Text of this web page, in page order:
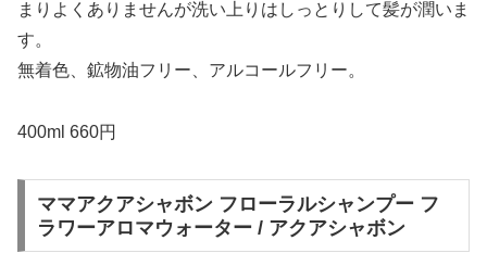
まりよくありませんが洗い上りはしっとりして髪が潤いま
す。
無着色、鉱物油フリー、アルコールフリー。
400ml 660円
ママアクアシャボン フローラルシャンプー フ
ラワーアロマウォーター / アクアシャボン